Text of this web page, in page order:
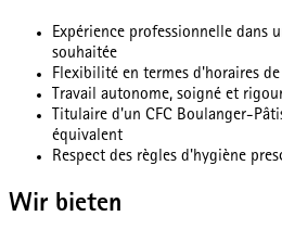
Expérience professionnelle dans
souhaitée
Flexibilité en termes d'horaires
Travail autonome, soigné et
Titulaire d'un CFC Boulanger-
équivalent
Respect des règles d'hygiène
Wir bieten